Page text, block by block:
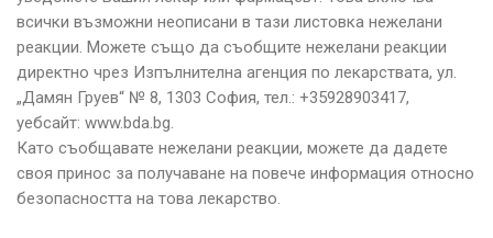
всички възможни неописани в тази листовка нежелани
реакции. Можете също да съобщите нежелани реакции
директно чрез Изпълнителна агенция по лекарствата, ул.
„Дамян Груев“ № 8, 1303 София, тел.: +35928903417,
уебсайт: www.bda.bg.
Като съобщавате нежелани реакции, можете да дадете
своя принос за получаване на повече информация относно
безопасността на това лекарство.